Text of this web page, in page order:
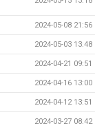
2024-05-08 21:56
2024-05-03 13:48
2024-04-21 09:51
2024-04-16 13:00
2024-04-12 13:51
2024-03-27 08:42